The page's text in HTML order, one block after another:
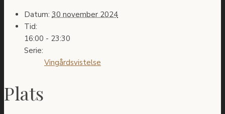
Datum: 30 november 2024
Tid:
16:00 - 23:30
Serie:
Vingårdsvistelse
Plats